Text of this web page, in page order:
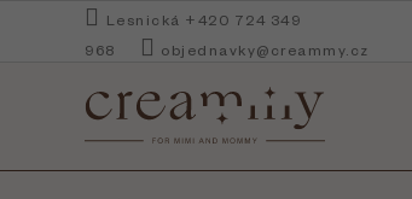
Lesnická +420 724 349
968
objednavky@creammy.cz